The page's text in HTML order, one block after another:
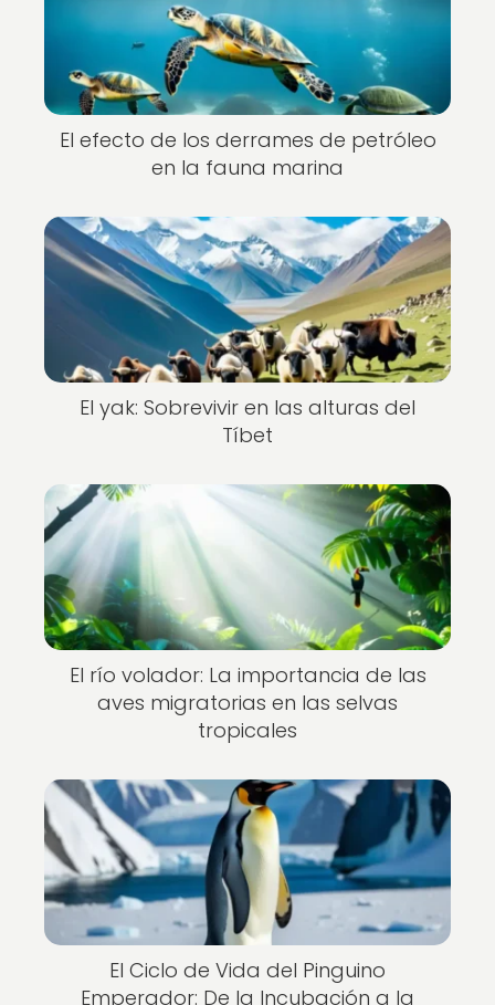
El efecto de los derrames de petróleo
en la fauna marina
El yak: Sobrevivir en las alturas del
Tíbet
El río volador: La importancia de las
aves migratorias en las selvas
tropicales
El Ciclo de Vida del Pinguino
Emperador: De la Incubación a la